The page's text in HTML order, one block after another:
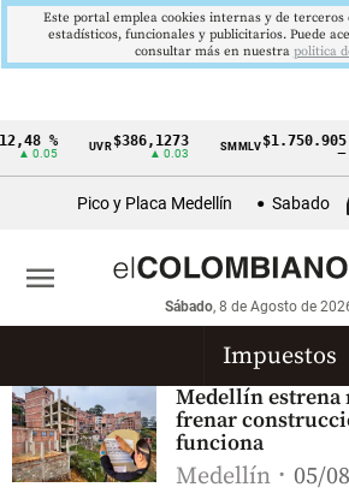
Cintillo
económicos
Colombia
%
▲ 0.05
UVR$386,1273
▲ 0.03
SMMLV $1.750.905
Pico y Placa Medellín Sabado
Sábado, 8 de Agosto de
menu
Impuestos
Medellín estrena
frenar
funciona
Medellín 05/
Este portal emplea cookies internas y de terceros
estadísticos, funcionales y publicitarios. Puede
consultar más en nuestra politica